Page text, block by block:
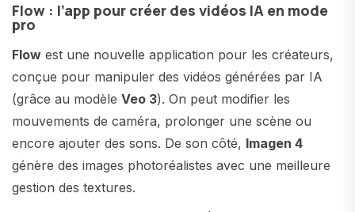
Flow : l’app pour créer des vidéos IA en mode
pro
Flow est une nouvelle application pour les créateurs,
conçue pour manipuler des vidéos générées par IA
(grâce au modèle Veo 3). On peut modifier les
mouvements de caméra, prolonger une scène ou
encore ajouter des sons. De son côté, Imagen 4
génère des images photoréalistes avec une meilleure
gestion des textures.